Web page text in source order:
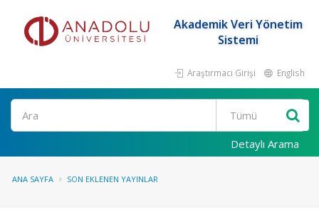
Akademik Veri Yönetim
Sistemi
Araştırmacı Girişi English
Ara
Detaylı Arama
ANA SAYFA SON EKLENEN YAYINLAR